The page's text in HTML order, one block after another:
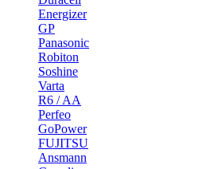
Energizer
GP
Panasonic
Robiton
Soshine
Varta
R6 / AA
Perfeo
GoPower
FUJITSU
Ansmann